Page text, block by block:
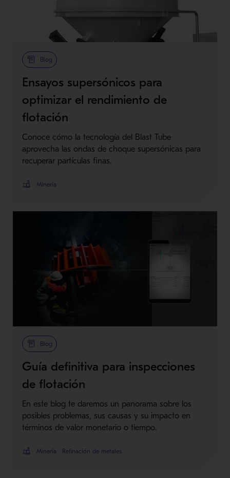
Blog
Ensayos supersónicos para
optimizar el rendimiento de
flotación
Conoce cómo la tecnología del Blast Tube
aprovecha las ondas de choque supersónicas para
recuperar partículas finas.
Minería
Blog
Guía definitiva para inspecciones
de flotación
En este blog te daremos un panorama sobre los
posibles problemas, sus causas y su impacto en
términos de valor monetario o tiempo.
Minería Refinación de metales